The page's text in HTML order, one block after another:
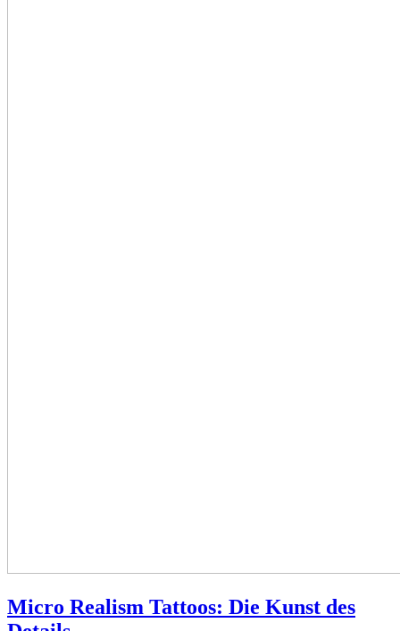
Micro Realism Tattoos: Die Kunst des